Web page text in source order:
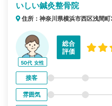
いしい鍼灸整骨院
住所：神奈川県横浜市西区浅間
50代 女性
総合
評価
接客
雰囲気